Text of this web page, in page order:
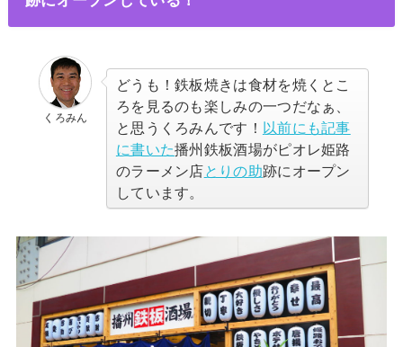
くろみん
どうも！鉄板焼きは食材を焼くとこ
ろを見るのも楽しみの一つだなぁ、
と思うくろみんです！ 以前にも記事
に書いた播州鉄板酒場がピオレ姫路
のラーメン店とりの助跡にオープン
しています。